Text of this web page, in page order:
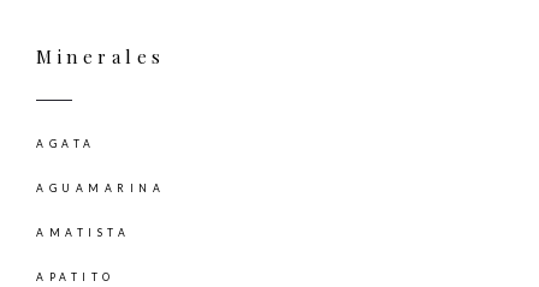
Minerales
AGATA
AGUAMARINA
AMATISTA
APATITO